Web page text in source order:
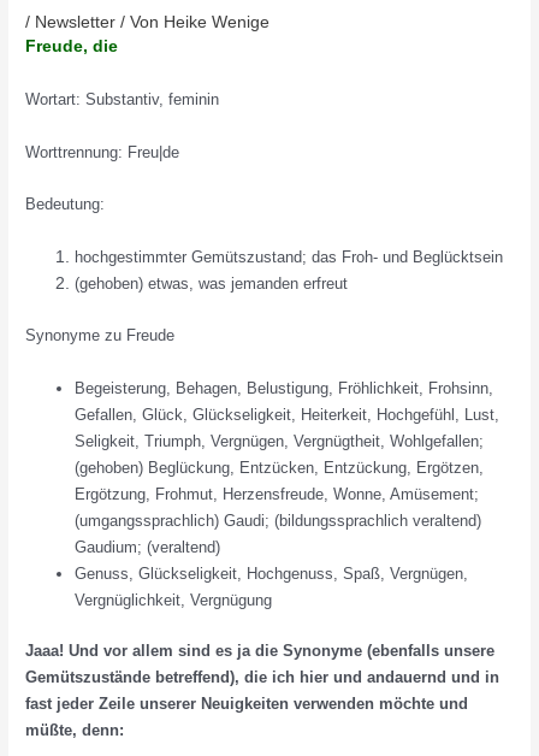
/ Newsletter / Von Heike Wenige
Freude, die
Wortart: Substantiv, feminin
Worttrennung: Freu|de
Bedeutung:
hochgestimmter Gemütszustand; das Froh- und Beglücktsein
(gehoben) etwas, was jemanden erfreut
Synonyme zu Freude
Begeisterung, Behagen, Belustigung, Fröhlichkeit, Frohsinn,
Gefallen, Glück, Glückseligkeit, Heiterkeit, Hochgefühl, Lust,
Seligkeit, Triumph, Vergnügen, Vergnügtheit, Wohlgefallen;
(gehoben) Beglückung, Entzücken, Entzückung, Ergötzen,
Ergötzung, Frohmut, Herzensfreude, Wonne, Amüsement;
(umgangssprachlich) Gaudi; (bildungssprachlich veraltend)
Gaudium; (veraltend)
Genuss, Glückseligkeit, Hochgenuss, Spaß, Vergnügen,
Vergnüglichkeit, Vergnügung
Jaaa! Und vor allem sind es ja die Synonyme (ebenfalls unsere
Gemütszustände betreffend), die ich hier und andauernd und in
fast jeder Zeile unserer Neuigkeiten verwenden möchte und
müßte, denn: